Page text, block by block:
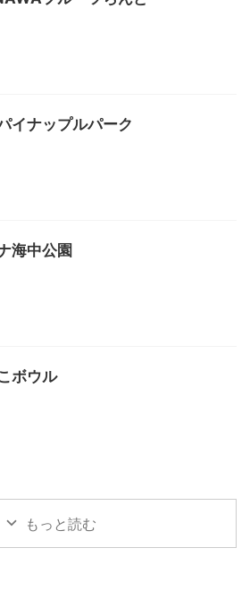
イナップルパーク
海中公園
ボウル
もっと読む